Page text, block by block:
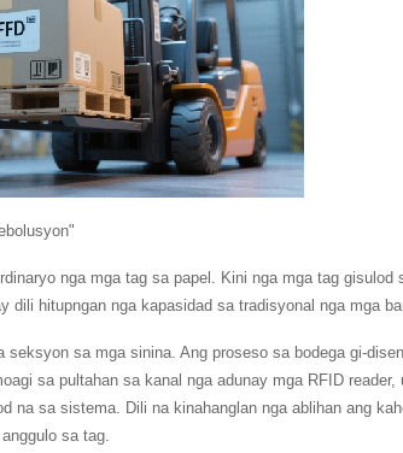
nga mga tag sa papel. Kini nga mga tag gisulod
dili hitupngan nga kapasidad sa tradisyonal nga mga
sa mga sinina. Ang proseso sa bodega gi-
sa pultahan sa kanal nga adunay mga RFID
na sa sistema. Dili na kinahanglan nga ablihan ang
sa tag.